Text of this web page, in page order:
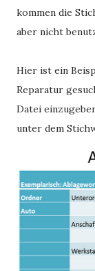
kommen die
aber nicht
Hier ist ein
Reparatur
Datei
unter dem